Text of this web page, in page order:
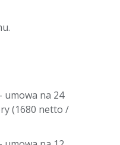
umowa na 24
(1680 netto /